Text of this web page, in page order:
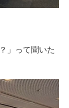
」って聞いた